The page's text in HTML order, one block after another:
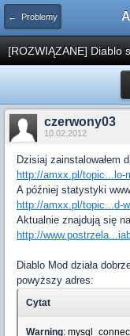
← Problemy
[ROZWIĄZANE] Diablo
czerwony03
10.02.2012
Dzisiaj zainstalowałem
http://amxx.pl/topic...lo-
A później statystyki
http://amxx.pl/topic...d-
Aktualnie znajdują się
http://
Diablo Mod działa
powyższy adres:
Cytat
Warning: